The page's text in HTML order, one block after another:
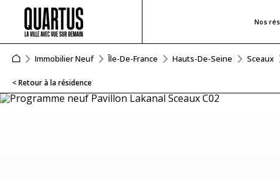
Nos
Immobilier Neuf Île-De-France Hauts-De-Seine Sceaux
< Retour à la résidence